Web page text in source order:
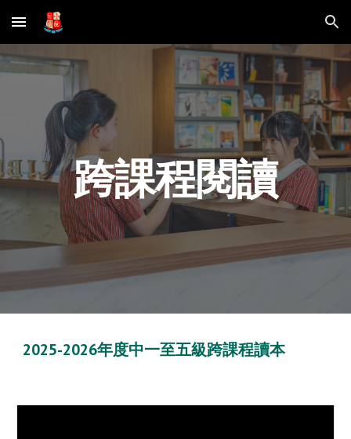
Skip to main content Skip to navigation
跨課程閱讀
2025-2026年度中一至五級跨課程讀本